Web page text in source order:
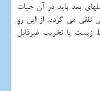
بعد باید در آن حیات
تلقی می گردد. از این رو
زیست یا تخریب غیرقابل